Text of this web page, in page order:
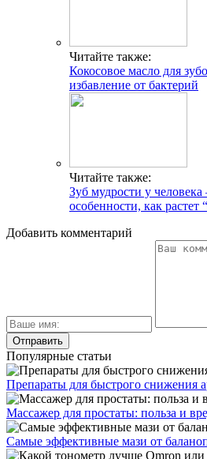
Читайте также:
Кокосовое масло для
избавление от бактерий
Читайте также:
Зуб мудрости у человека
особенности, как растет
Добавить комментарий
Популярные статьи
Препараты для быстрого снижения
Массажер для простаты: польза и
Самые эффективные мази от